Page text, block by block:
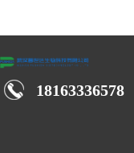
18163336578